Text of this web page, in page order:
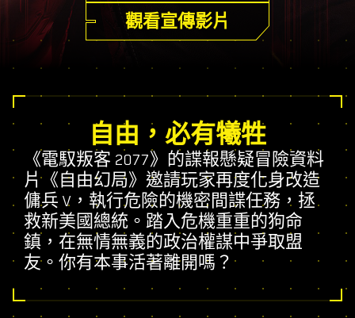
觀看宣傳影片
自由，必有犧牲
《電馭叛客 2077》的諜報懸疑冒險資料
片《自由幻局》邀請玩家再度化身改造
傭兵 V，執行危險的機密間諜任務，拯
救新美國總統。踏入危機重重的狗命
鎮，在無情無義的政治權謀中爭取盟
友。你有本事活著離開嗎？